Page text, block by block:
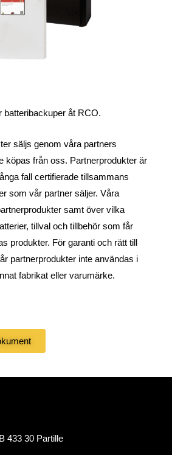
batteribackuper åt RCO.
säljs genom våra partners
köpas från oss. Partnerprodukter är
fall certifierade tillsammans
som vår partner säljer. Våra
samt över vilka
tillval och tillbehör som får
produkter. För garanti och rätt till
partnerprodukter inte användas i
fabrikat eller varumärke.
433 30 Partille